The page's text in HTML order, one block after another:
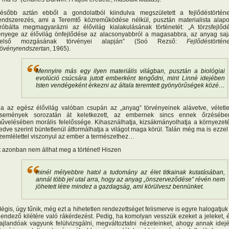
aztán ebből a gondolatból kiindulva megszületett a
ami a Teremtő közreműködése nélkül, pusztán materialista
megmagyarázni az élővilág kialakulásának történetét: „A
az élővilág önfejlődése az alacsonyabbról a magasabbra, az anyag
mozgásának törvényei alapján” (Soó Rezső:
, 1965).
Mennyire más egy ilyen materiális világban, pusztán a biológiai
evolúció csúcsára jutott emberként tengődni, mint Linné idejében
Isten vendégeként érkezni az általa teremtett gyönyörűségek közé…
az egész élővilág valóban csupán az „anyag” törvényeinek alávetve,
sorozatán át keletkezett, az embernek sincs ennek
morális felelőssége. Kihasználhatja, kizsákmányolhatja a
szerint büntetlenül átformálhatja a világot maga körül. Talán még ma is ezzel
viszonyul az ember a természethez…
azonban nem állhat meg a történet! Hiszen
minél mélyebbre hatol a tudomány az élet titkainak kutatásában,
annál több jel utal arra, hogy az anyag „önszerveződése” révén nem
jöhetett létre mindez a gazdagság, ami körülvesz bennünket.
úgy tűnik, még ezt a hihetetlen rendezettséget felismerve is egyre halogatjuk
kilétére való rákérdezést. Pedig, ha komolyan vesszük ezeket a jeleket,
vagyunk felülvizsgálni, megváltoztatni nézeteinket, ahogy annak